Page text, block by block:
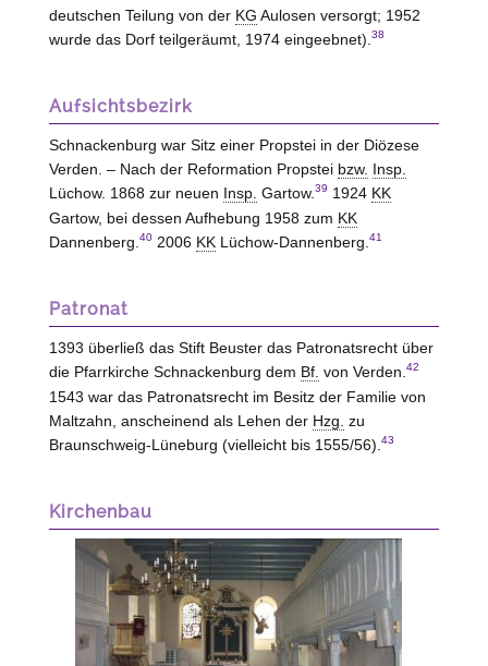
deutschen Teilung von der KG Aulosen versorgt; 1952
wurde das Dorf teilgeräumt, 1974 eingeebnet). 38
Aufsichtsbezirk
Schnackenburg war Sitz einer Propstei in der Diözese
Verden. – Nach der Reformation Propstei bzw. Insp.
Lüchow. 1868 zur neuen Insp. Gartow. 39 1924 KK
Gartow, bei dessen Aufhebung 1958 zum KK
Dannenberg. 402006 KKLüchow-Dannenberg. 41
Patronat
1393 überließ das Stift Beuster das Patronatsrecht über
die Pfarrkirche Schnackenburg dem Bf. von Verden 42
1543 war das Patronatsrecht im Besitz der Familie von
Maltzahn, anscheinend als Lehen der Hzg. zu
Braunschweig-Lüneburg (vielleicht bis 1555/56). 43
Kirchenbau